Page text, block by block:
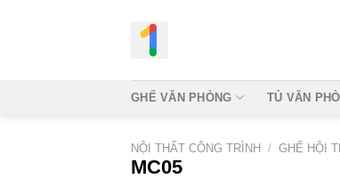
GHẾ VĂN PHÒNG TỦ VĂN
NỘI THẤT CÔNG TRÌNH / GHẾ HỘI
MC05